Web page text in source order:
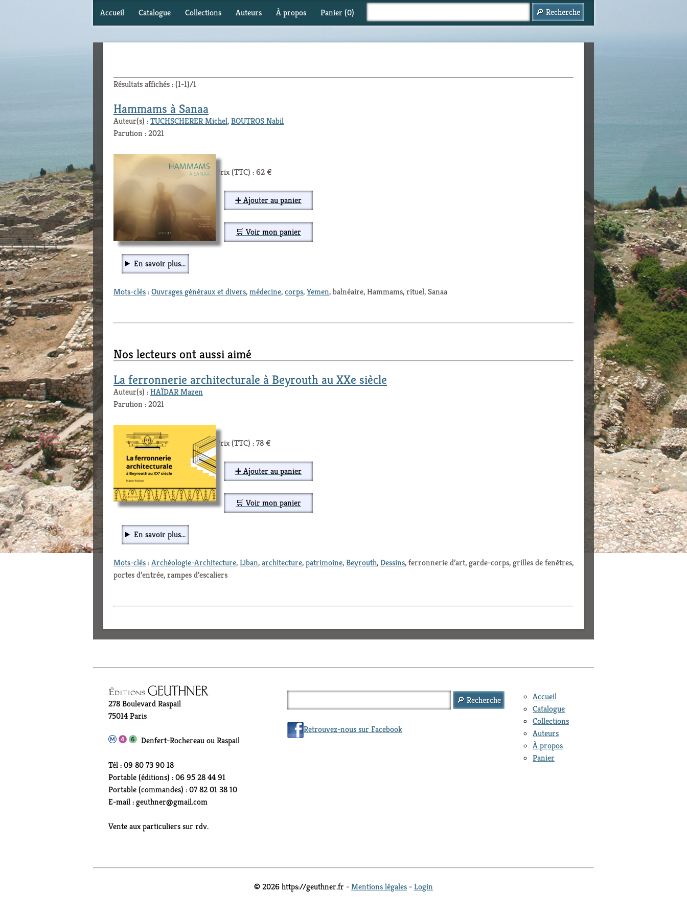
Accueil Catalogue Collections Auteurs À propos Panier (0)
Résultats affichés : (1-1)/1
Hammams à Sanaa
Auteur(s) :TUCHSCHERER Michel,BOUTROS Nabil
Parution : 2021
Prix (TTC) : 62 €
➕ Ajouter au panier
🛒 Voir mon panier
En savoir plus...
Mots-clés:Ouvrages généraux et divers,médecine,corps,Yemen, balnéaire, Hammams, rituel, Sanaa
Nos lecteurs ont aussi aimé
La ferronnerie architecturale à Beyrouth au XXe siècle
Auteur(s) :HAÏDAR Mazen
Parution : 2021
Prix (TTC) : 78 €
➕ Ajouter au panier
🛒 Voir mon panier
En savoir plus...
Mots-clés:Archéologie-Architecture,Liban,architecture,patrimoine,Beyrouth,Dessins, ferronnerie d’art, garde-corps, grilles de fenêtres,
portes d’entrée, rampes d’escaliers
278 Boulevard Raspail
75014 Paris
Denfert-Rochereau ou Raspail
Tél : 09 80 73 90 18
Portable (éditions) : 06 95 28 44 91
Portable (commandes) : 07 82 01 38 10
E-mail : geuthner@gmail.com
Vente aux particuliers sur rdv.
Accueil
Catalogue
Collections
Auteurs
À propos
Panier
Retrouvez-nous sur Facebook
© 2026 https://geuthner.fr -Mentions légales -Login